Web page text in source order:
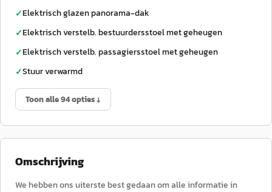
✓Elektrisch glazen panorama-dak
✓Elektrisch verstelb. bestuurdersstoel met geheugen
✓Elektrisch verstelb. passagiersstoel met geheugen
✓Stuur verwarmd
Toon alle 94 opties ↓
Omschrijving
We hebben ons uiterste best gedaan om alle informatie in